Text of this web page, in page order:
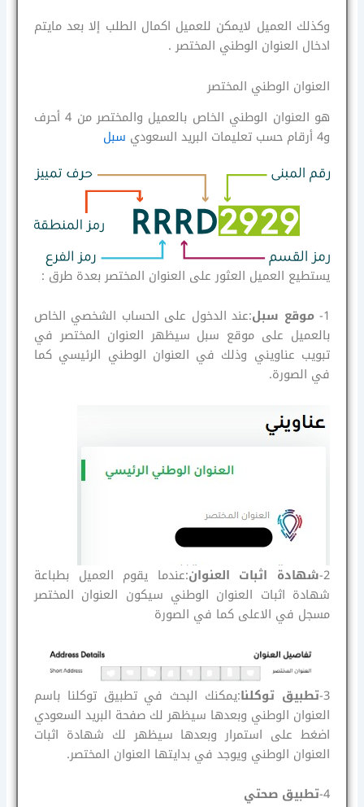
وكذلك العميل لايمكن للعميل اكمال الطلب إلا بعد مايتم
ادخال العنوان الوطني المختصر .
العنوان الوطني المختصر
هو العنوان الوطني الخاص بالعميل والمختصر من 4 أحرف
و4 أرقام حسب تعليمات البريد السعودي
سبل
يستطيع العميل العثور على العنوان المختصر بعدة طرق :
1- موقع سبل:عند الدخول على الحساب الشخصي الخاص
بالعميل على موقع سبل سيظهر العنوان المختصر في
تبويب عناويني وذلك في العنوان الوطني الرئيسي كما
في الصورة.
2- شهادة اثبات العنوان:عندما يقوم العميل بطباعة
شهادة اثبات العنوان الوطني سيكون العنوان المختصر
مسجل في الاعلى كما في الصورة
3-تطبيق توكلنا:يمكنك البحث في تطبيق توكلنا باسم
العنوان الوطني وبعدها سيظهر لك صفحة البريد السعودي
اضغط على استمرار وبعدها سيظهر لك شهادة اثبات
العنوان الوطني ويوجد في بدايتها العنوان المختصر.
4-تطبيق صحتي